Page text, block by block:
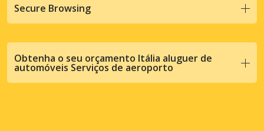
Secure Browsing
Obtenha o seu orçamento Itália aluguer de
automóveis Serviços de aeroporto